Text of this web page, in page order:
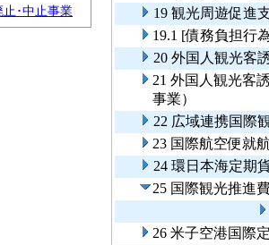
止･中止事業
19 観光周遊促進
19.1 [債務負担行
20 外国人観光客
21 外国人観光客
事業）
22 広域連携国際
23 国際航空便就
24 環日本海定期
25 国際観光推進
26 米子空港国際